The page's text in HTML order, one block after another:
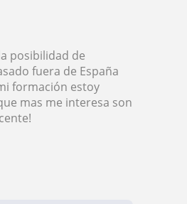
posibilidad de
fuera de España
formación estoy
mas me interesa son